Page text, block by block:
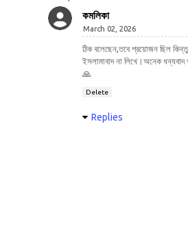
কমলিকা
March 02, 2026
ঠিক বলেছেন,তবে প্রয়োজন ছিল
ইসলামাবাদ না লিখে।অনেক ধন্যবাদ
🙏
Delete
Replies